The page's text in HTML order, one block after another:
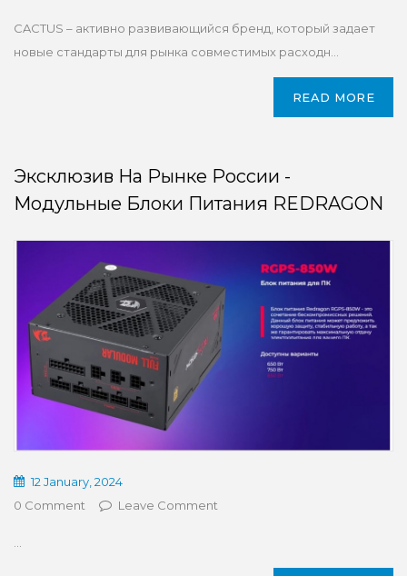
CACTUS – активно развивающийся бренд, который задает
новые стандарты для рынка совместимых расходн...
READ MORE
Эксклюзив На Рынке России -
Модульные Блоки Питания REDRAGON
12 January, 2024
0 Comment
Leave Comment
...